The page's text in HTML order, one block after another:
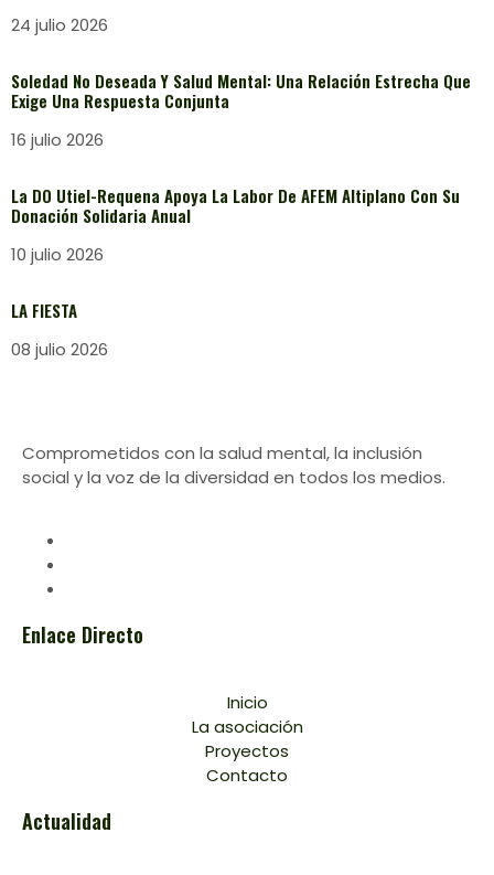
24 julio 2026
Soledad No Deseada Y Salud Mental: Una Relación Estrecha Que
Exige Una Respuesta Conjunta
16 julio 2026
La DO Utiel-Requena Apoya La Labor De AFEM Altiplano Con Su
Donación Solidaria Anual
10 julio 2026
LA FIESTA
08 julio 2026
Comprometidos con la salud mental, la inclusión
social y la voz de la diversidad en todos los medios.
Enlace Directo
Inicio
La asociación
Proyectos
Contacto
Actualidad